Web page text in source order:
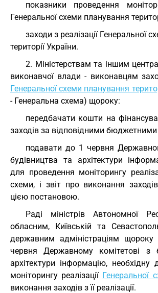
показники проведення
Генеральної схеми планування
заходи з реалізації Генеральної
території України.
2. Міністерствам та іншим
виконавчої влади - виконавцям
Генеральної схеми планування
- Генеральна схема) щороку:
передбачати кошти на
заходів за відповідними
подавати до 1 червня
будівництва та архітектури
для проведення моніторингу
схеми, і звіт про виконання
цією постановою.
Раді міністрів Автономної
обласним, Київській та
державним адміністраціям
червня Державному комітетові з
архітектури інформацію, необхідну
моніторингу реалізації Генеральної
виконання заходів з її реалізації.